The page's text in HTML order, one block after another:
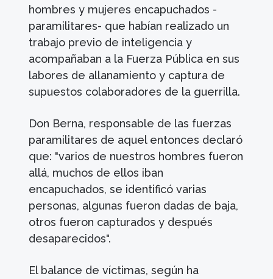
hombres y mujeres encapuchados -
paramilitares- que habían realizado un
trabajo previo de inteligencia y
acompañaban a la Fuerza Pública en sus
labores de allanamiento y captura de
supuestos colaboradores de la guerrilla.
Don Berna, responsable de las fuerzas
paramilitares de aquel entonces declaró
que: "varios de nuestros hombres fueron
allá, muchos de ellos iban
encapuchados, se identificó varias
personas, algunas fueron dadas de baja,
otros fueron capturados y después
desaparecidos".
El balance de víctimas, según ha